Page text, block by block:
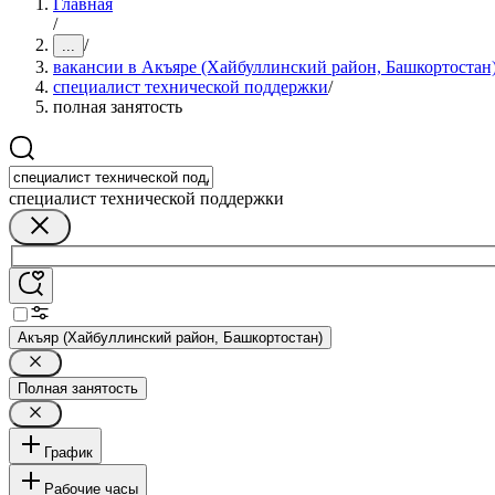
Главная
/
... /
вакансии в Акъяре (Хайбуллинский район,
специалист технической поддержки/
полная занятость
специалист технической поддержки
Акъяр (Хайбуллинский район, Башкортостан)
Полная занятость
График
Рабочие часы